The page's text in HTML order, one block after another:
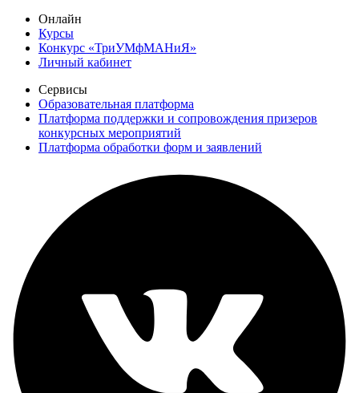
Онлайн
Курсы
Конкурс «ТриУМфМАНиЯ»
Личный кабинет
Сервисы
Образовательная платформа
Платформа поддержки и сопровождения призеров
конкурсных мероприятий
Платформа обработки форм и заявлений